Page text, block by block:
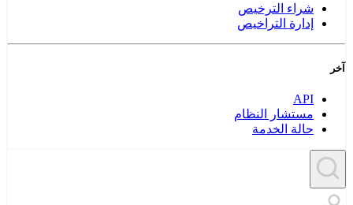
شراء الترخيص
إدارة التراخيص
آخر
API
مستشار النظام
حالة الخدمة